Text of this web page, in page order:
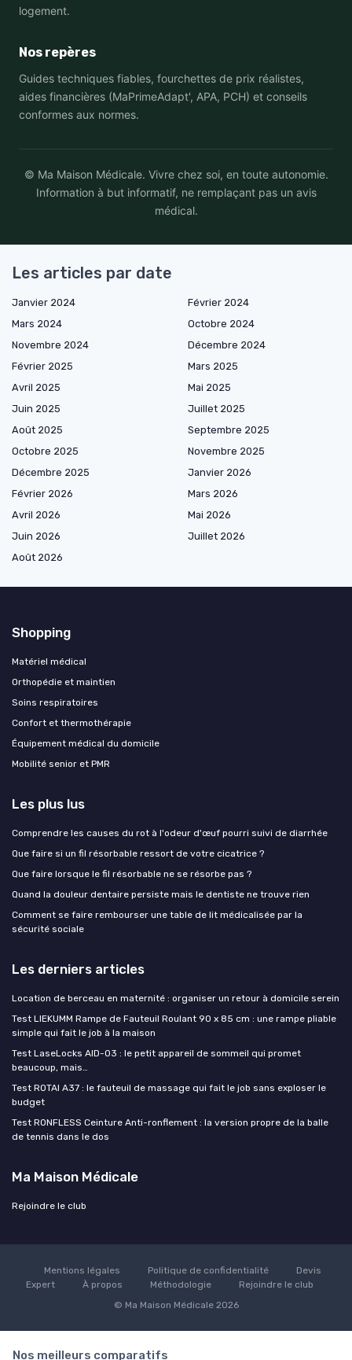
logement.
Nos repères
Guides techniques fiables, fourchettes de prix réalistes,
aides financières (MaPrimeAdapt', APA, PCH) et conseils
conformes aux normes.
© Ma Maison Médicale. Vivre chez soi, en toute autonomie.
Information à but informatif, ne remplaçant pas un avis
médical.
Les articles par date
Janvier 2024
Février 2024
Mars 2024
Octobre 2024
Novembre 2024
Décembre 2024
Février 2025
Mars 2025
Avril 2025
Mai 2025
Juin 2025
Juillet 2025
Août 2025
Septembre 2025
Octobre 2025
Novembre 2025
Décembre 2025
Janvier 2026
Février 2026
Mars 2026
Avril 2026
Mai 2026
Juin 2026
Juillet 2026
Août 2026
Shopping
Matériel médical
Orthopédie et maintien
Soins respiratoires
Confort et thermothérapie
Équipement médical du domicile
Mobilité senior et PMR
Les plus lus
Comprendre les causes du rot à l'odeur d'œuf pourri suivi de diarrhée
Que faire si un fil résorbable ressort de votre cicatrice ?
Que faire lorsque le fil résorbable ne se résorbe pas ?
Quand la douleur dentaire persiste mais le dentiste ne trouve rien
Comment se faire rembourser une table de lit médicalisée par la
sécurité sociale
Les derniers articles
Location de berceau en maternité : organiser un retour à domicile serein
Test LIEKUMM Rampe de Fauteuil Roulant 90 x 85 cm : une rampe pliable
simple qui fait le job à la maison
Test LaseLocks AID-03 : le petit appareil de sommeil qui promet
beaucoup, mais…
Test ROTAI A37 : le fauteuil de massage qui fait le job sans exploser le
budget
Test RONFLESS Ceinture Anti-ronflement : la version propre de la balle
de tennis dans le dos
Ma Maison Médicale
Rejoindre le club
Mentions légales Politique de confidentialité
Devis
Expert
À propos Méthodologie
Rejoindre le club
© Ma Maison Médicale 2026
Nos meilleurs comparatifs